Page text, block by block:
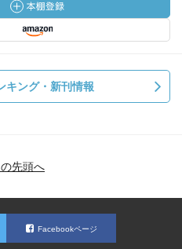
キング・新刊情報
先頭へ
Facebookページ